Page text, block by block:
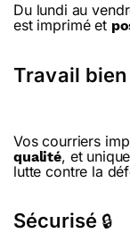
Du lundi au
est imprimé et
Travail
Vos courriers
qualité, et
lutte contre la
Sécurisé 🔒